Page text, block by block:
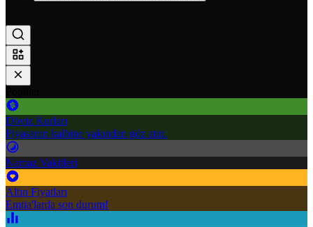
Döviz Kurları
Piyasanın kalbine yakından göz atın.
Namaz Vakitleri
Altın Fiyatları
Emtia'larda son durum!